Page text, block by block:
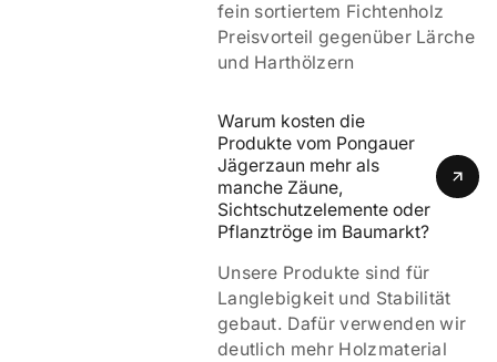
fein sortiertem Fichtenholz
Preisvorteil gegenüber Lärche
und Harthölzern
Warum kosten die
Produkte vom Pongauer
Jägerzaun mehr als
manche Zäune,
Sichtschutzelemente oder
Pflanztröge im Baumarkt?
Unsere Produkte sind für
Langlebigkeit und Stabilität
gebaut. Dafür verwenden wir
deutlich mehr Holzmaterial